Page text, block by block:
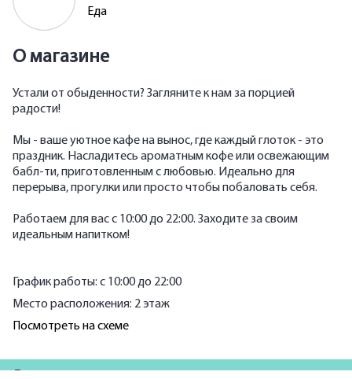
Еда
О магазине
Устали от обыденности? Загляните к нам за порцией
радости!
Мы - ваше уютное кафе на вынос, где каждый глоток - это
праздник. Насладитесь ароматным кофе или освежающим
бабл-ти, приготовленным с любовью. Идеально для
перерыва, прогулки или просто чтобы побаловать себя.
Работаем для вас с 10:00 до 22:00. Заходите за своим
идеальным напитком!
График работы: с 10:00 до 22:00
Место расположения: 2 этаж
Посмотреть на схеме